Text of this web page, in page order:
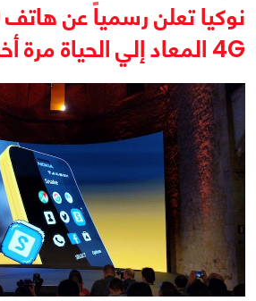
4G المعاد إلي الحياة مرة أخري